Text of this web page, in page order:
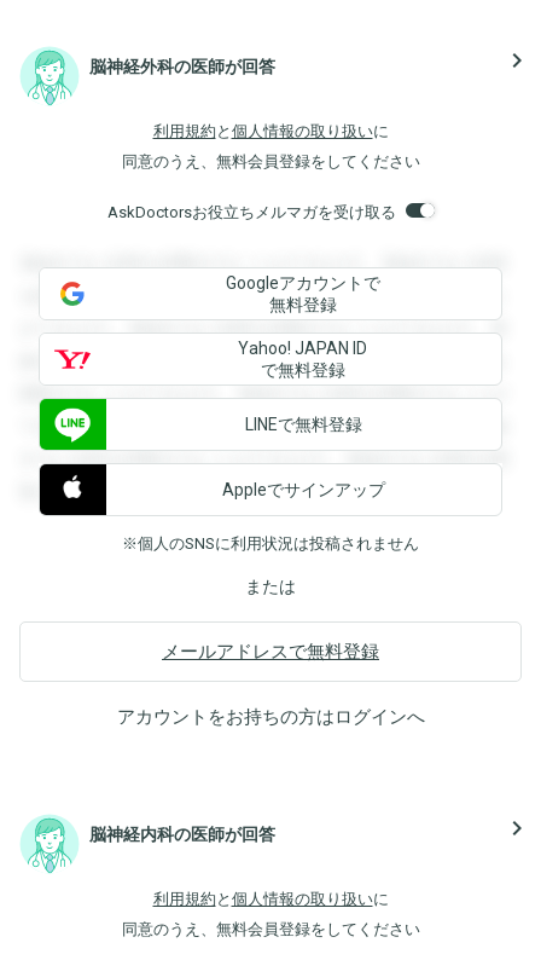
脳神経外科の医師が回答 navigate_next
利用規約 と 個人情報の取り扱いに
同意のうえ、無料会員登録をしてください
AskDoctorsお役立ちメルマガを受け取る
登録すると回答を閲覧することができます。登録すると回答
を閲覧することができます。登録すると回答を閲覧すること
ができます。登録すると回答を閲覧することができます。登
録すると回答を閲覧することができます。登録すると回答を
閲覧することができます。登録すると回答を閲覧することが
できます。登録すると回答を閲覧することができます。登録
すると回答を閲覧することができます。登録すると回答を閲
覧することができます。
Googleアカウントで
無料登録
Yahoo! JAPAN ID
で無料登録
LINEで無料登録
Appleでサインアップ
※個人のSNSに利用状況は投稿されません
または
メールアドレスで無料登録
アカウントをお持ちの方はログインへ
脳神経内科の医師が回答 navigate_next
利用規約 と 個人情報の取り扱いに
同意のうえ、無料会員登録をしてください